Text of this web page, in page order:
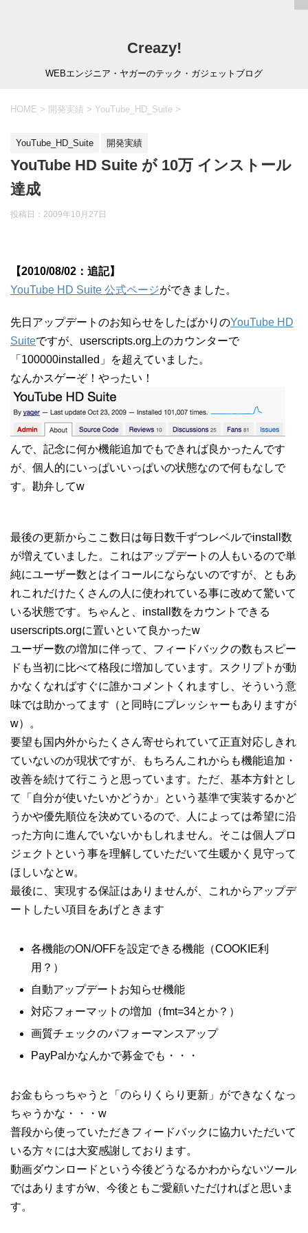
Creazy!
WEBエンジニア・ヤガーのテック・ガジェットブログ
HOME > 開発実績 > YouTube_HD_Suite >
YouTube_HD_Suite 開発実績
YouTube HD Suite が 10万 インストール
達成
投稿日： 2009年10月27日
【2010/08/02：追記】
YouTube HD Suite 公式ページができました。
先日アップデートのお知らせをしたばかりのYouTube HD
Suiteですが、userscripts.org上のカウンターで
「100000installed」を超えていました。
なんかスゲーぞ！やったい！
んで、記念に何か機能追加でもできれば良かったんです
が、個人的にいっぱいいっぱいの状態なので何もなしで
す。勘弁してw
最後の更新からここ数日は毎日数千ずつレベルでinstall数
が増えていました。これはアップデートの人もいるので単
純にユーザー数とはイコールにならないのですが、ともあ
れこれだけたくさんの人に使われている事に改めて驚いて
いる状態です。ちゃんと、install数をカウントできる
userscripts.orgに置いといて良かったw
ユーザー数の増加に伴って、フィードバックの数もスピー
ドも当初に比べて格段に増加しています。スクリプトが動
かなくなればすぐに誰かコメントくれますし、そういう意
味では助かってます（と同時にプレッシャーもありますが
w）。
要望も国内外からたくさん寄せられていて正直対応しきれ
ていないのが現状ですが、もちろんこれからも機能追加・
改善を続けて行こうと思っています。ただ、基本方針とし
て「自分が使いたいかどうか」という基準で実装するかど
うかや優先順位を決めているので、人によっては希望に沿
った方向に進んでいないかもしれません。そこは個人プロ
ジェクトという事を理解していただいて生暖かく見守って
ほしいなとw。
最後に、実現する保証はありませんが、これからアップデ
ートしたい項目をあげときます
各機能のON/OFFを設定できる機能（COOKIE利
用？）
自動アップデートお知らせ機能
対応フォーマットの増加（fmt=34とか？）
画質チェックのパフォーマンスアップ
PayPalかなんかで募金でも・・・
お金もらっちゃうと「のらりくらり更新」ができなくなっ
ちゃうかな・・・w
普段から使っていただきフィードバックに協力いただいて
いる方々には大変感謝しております。
動画ダウンロードという今後どうなるかわからないツール
ではありますがw、今後ともご愛顧いただければと思いま
す。